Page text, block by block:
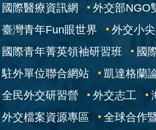
國際醫療資訊網
外交部NGO
臺灣青年Fun眼世界
外交小
國際青年菁英領袖研習班
國
駐外單位聯合網站
凱達格蘭
全民外交研習營
外交志工
外交檔案資源專區
全球合作